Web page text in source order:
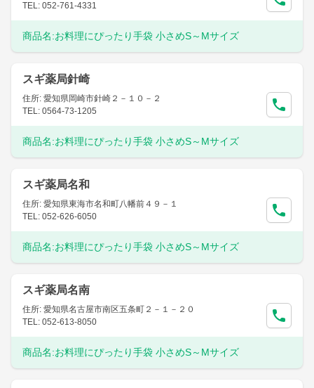
TEL: 052-761-4331
商品名:お料理にぴったり手袋 小さめS～Mサイズ
スギ薬局針崎
住所: 愛知県岡崎市針崎２－１０－２
TEL: 0564-73-1205
商品名:お料理にぴったり手袋 小さめS～Mサイズ
スギ薬局名和
住所: 愛知県東海市名和町八幡前４９－１
TEL: 052-626-6050
商品名:お料理にぴったり手袋 小さめS～Mサイズ
スギ薬局名南
住所: 愛知県名古屋市南区五条町２－１－２０
TEL: 052-613-8050
商品名:お料理にぴったり手袋 小さめS～Mサイズ